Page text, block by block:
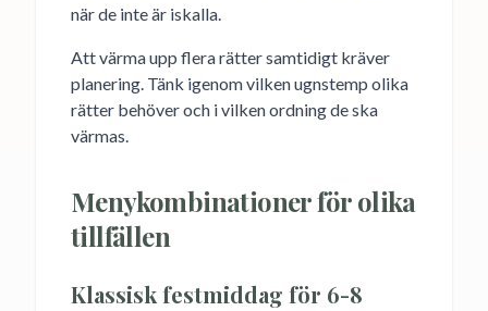
när de inte är iskalla.
Att värma upp flera rätter samtidigt kräver
planering. Tänk igenom vilken ugnstemp olika
rätter behöver och i vilken ordning de ska
värmas.
Menykombinationer för olika
tillfällen
Klassisk festmiddag för 6-8